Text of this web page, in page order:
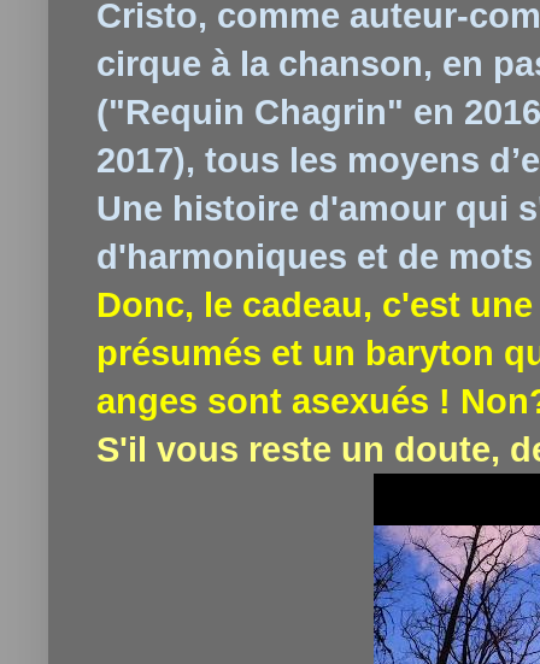
Cristo, comme auteur-
cirque à la chanson, en
("Requin Chagrin" en
2017), tous les moyens
Une histoire d'amour qui
d'harmoniques et de
Donc, le cadeau, c'est
présumés et un baryton
anges sont asexués !
S'il vous reste un doute,